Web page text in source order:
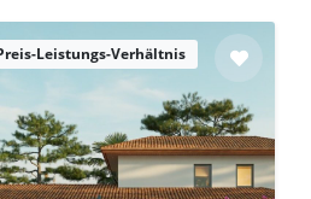
Leistungs-Verhältnis